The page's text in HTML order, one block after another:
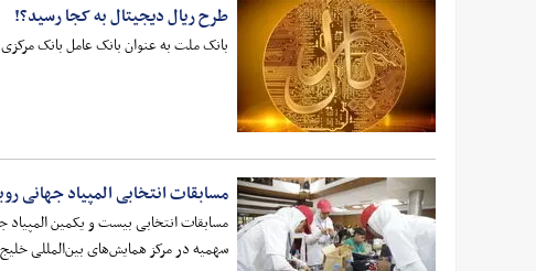
طرح ریال دیجیتال به کجا رسید؟!
بانک ملت به عنوان بانک عامل بانک
مسابقات انتخابی المپیاد جهانی روباتیک ۲۰۲۴ در
سهمیه در مرکز همایش‌های بین‌المللی خلیج فارس کیش